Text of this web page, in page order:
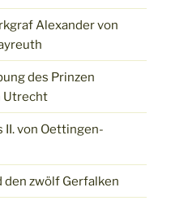
Alexander von
des Prinzen
Utrecht
II. von Oettingen-
den zwölf Gerfalken